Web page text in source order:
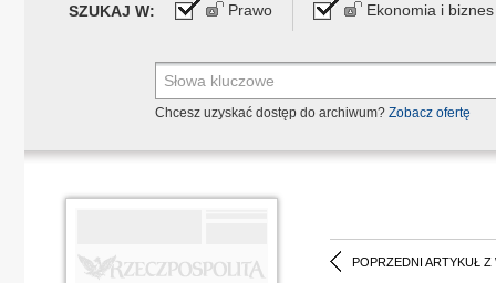
SZUKAJ W: Prawo Ekonomia i biznes
Chcesz uzyskać dostęp do archiwum? Zobacz ofertę
POPRZEDNI ARTYKUŁ Z